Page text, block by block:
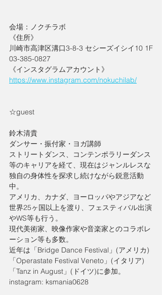
会場：ノクチラボ
《住所》
川崎市高津区溝口3-8-3 セシーズイシイ10 1F
03-385-0827
《インスタグラムアカウント》
https://www.instagram.com/nokuchilab/
☆guest
鈴木清貴
ダンサー・振付家・ヨガ講師
ストリートダンス、コンテンポラリーダンス
等のキャリアを経て、現在はジャンルレスな
独自の身体性を探求し続けながら鋭意活動
中。﻿
アメリカ、カナダ、ヨーロッパやアジアなど
世界25ヶ国以上を渡り、フェスティバル出演
やWS等も行う。
現代美術家、映像作家や音楽家とのコラボレ
ーション等も多数。﻿﻿﻿
近年は「Bridge Dance Festival」(アメリカ)
「Operastate Festival Veneto」(イタリア)
「Tanz in August」(ドイツ)に参加。
instagram: ksmania0628